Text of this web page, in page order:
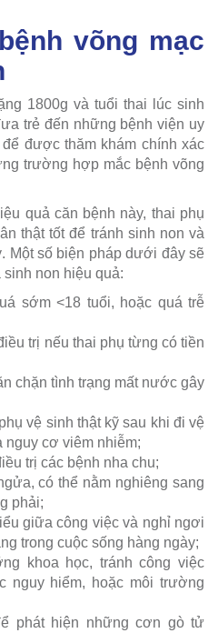
võng mạc
1800g và tuổi thai lúc sinh
trẻ đến những bệnh viện uy
được thăm khám chính xác
trường hợp mắc bệnh võng
quả căn bệnh này, thai phụ
thật tốt để tránh sinh non và
Một số biện pháp dưới đây sẽ
non hiệu quả:
sớm <18 tuổi, hoặc quá trễ
trị nếu thai phụ từng có tiền
chặn tình trạng mất nước gây
vệ sinh thật kỹ sau khi đi vệ
nguy cơ viêm nhiễm;
trị các bệnh nha chu;
có thể nằm nghiêng sang
phải;
giữa công việc và nghỉ ngơi
trong cuộc sống hàng ngày;
khoa học, tránh công việc
nguy hiểm, hoặc môi trường
phát hiện những cơn gò tử